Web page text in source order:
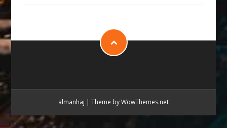
almanhaj | Theme by WowThemes.net